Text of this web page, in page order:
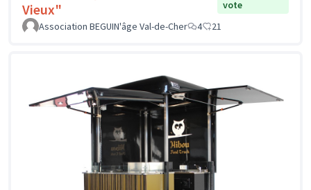
Vieux"
vote
Association BEGUIN'âge Val-de-Cher
4 21